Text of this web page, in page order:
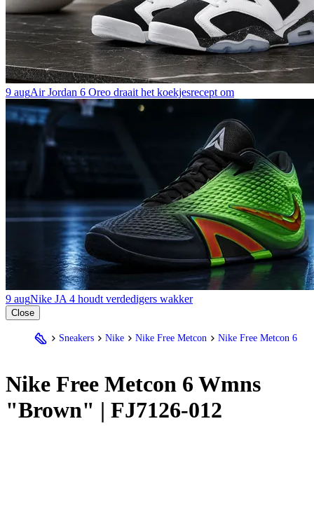
9 augAir Jordan 6 Oreo draait het koekjesrecept om
9 augNike JA 4 houdt verdedigers wakker
Close
Sneakers Nike Nike Free Metcon Nike Free Metcon 6
Nike Free Metcon 6 Wmns
"Brown" | FJ7126-012